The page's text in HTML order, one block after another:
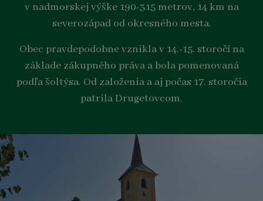
v nadmorskej výške 190-315 metrov, 14 km na
severozápad od okresného mesta.
Obec pravdepodobne vznikla v 14.-15. storočí na
základe zákupného práva a bola pomenovaná
podľa šoltýsa. Od založenia a aj počas 17. storočia
patrila Drugetovcom.